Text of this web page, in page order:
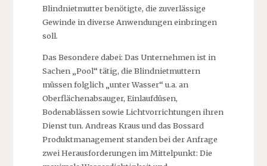
Blindnietmutter benötigte, die zuverlässige
Gewinde in diverse Anwendungen einbringen
soll.
Das Besondere dabei: Das Unternehmen ist in
Sachen „Pool“ tätig, die Blindnietmuttern
müssen folglich „unter Wasser“ u.a. an
Oberflächenabsauger, Einlaufdüsen,
Bodenablässen sowie Lichtvorrichtungen ihren
Dienst tun. Andreas Kraus und das Bossard
Produktmanagement standen bei der Anfrage
zwei Herausforderungen im Mittelpunkt: Die